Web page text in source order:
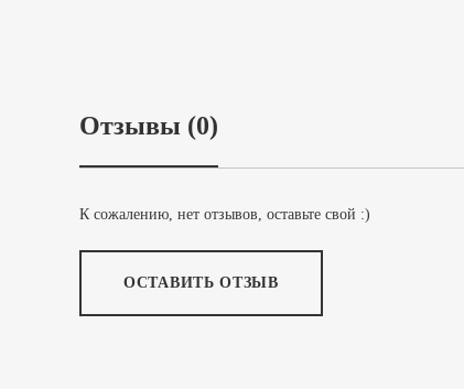
Отзывы (0)
К сожалению, нет отзывов, оставьте свой :)
ОСТАВИТЬ ОТЗЫВ